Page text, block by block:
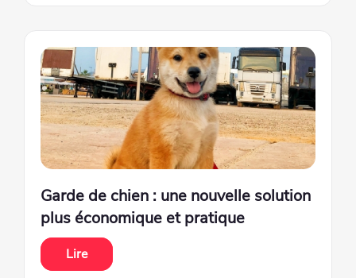
Garde de chien : une nouvelle solution
plus économique et pratique
Lire